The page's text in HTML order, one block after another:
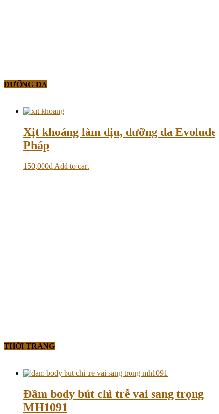
DƯỠNG DA
Xịt khoáng làm dịu, dưỡng da
Pháp
150,000₫ Add to cart
THỜI TRANG
Đầm body bút chì trễ vai sang trọng
MH1091